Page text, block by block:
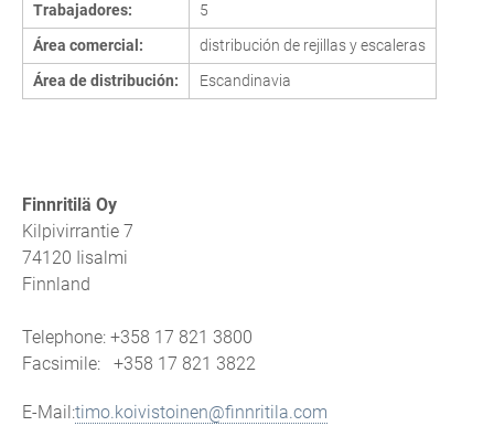
Trabajadores:
5
Área comercial:
distribución de rejillas y escaleras
Área de distribución:
Escandinavia
Finnritilä Oy
Kilpivirrantie 7
74120 Iisalmi
Finnland
Telephone: +358 17 821 3800
Facsimile: +358 17 821 3822
E-Mail:timo.koivistoinen@finnritila.com